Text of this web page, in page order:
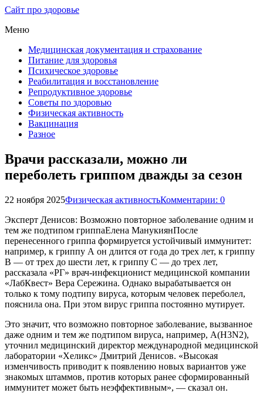
Сайт про здоровье
Меню
Медицинская документация и страхование
Питание для здоровья
Психическое здоровье
Реабилитация и восстановление
Репродуктивное здоровье
Советы по здоровью
Физическая активность
Вакцинация
Разное
Врачи рассказали, можно ли
переболеть гриппом дважды за сезон
22 ноября 2025Физическая активностьКомментарии: 0
Эксперт Денисов: Возможно повторное заболевание одним и
тем же подтипом гриппаЕлена МанукиянПосле
перенесенного гриппа формируется устойчивый иммунитет:
например, к гриппу А он длится от года до трех лет, к гриппу
В — от трех до шести лет, к гриппу С — до трех лет,
рассказала «РГ» врач-инфекционист медицинской компании
«ЛабКвест» Вера Сережина. Однако вырабатывается он
только к тому подтипу вируса, которым человек переболел,
пояснила она. При этом вирус гриппа постоянно мутирует.
Это значит, что возможно повторное заболевание, вызванное
даже одним и тем же подтипом вируса, например, A(H3N2),
уточнил медицинский директор международной медицинской
лаборатории «Хеликс» Дмитрий Денисов. «Высокая
изменчивость приводит к появлению новых вариантов уже
знакомых штаммов, против которых ранее сформированный
иммунитет может быть неэффективным», — сказал он.